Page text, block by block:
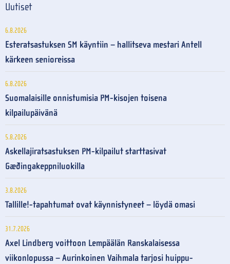
Uutiset
6.8.2026
Esteratsastuksen SM käyntiin – hallitseva mestari Antell
kärkeen senioreissa
6.8.2026
Suomalaisille onnistumisia PM-kisojen toisena
kilpailupäivänä
5.8.2026
Askellajiratsastuksen PM-kilpailut starttasivat
Gæðingakeppniluokilla
3.8.2026
Tallille!-tapahtumat ovat käynnistyneet – löydä omasi
31.7.2026
Axel Lindberg voittoon Lempäälän Ranskalaisessa
viikonlopussa – Aurinkoinen Vaihmala tarjosi huippu-